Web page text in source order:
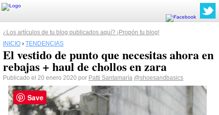
¿Los artículos de tu blog publicados aquí? ¡Propón tu blog!
INICIO › TENDENCIAS
El vestido de punto que necesitas ahora en
rebajas + haul de chollos en zara
Publicado el 20 enero 2020 por Patti Santamaría @shoesandbasics
Save